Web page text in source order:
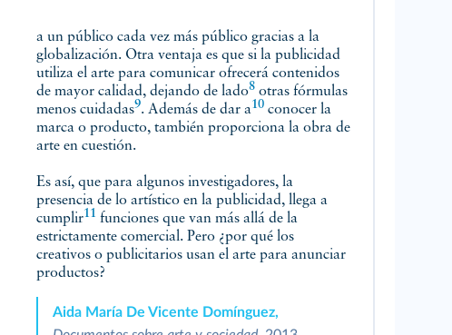
a un público cada vez más público gracias a la
globalización. Otra ventaja es que si la publicidad
utiliza el arte para comunicar ofrecerá contenidos
de mayor calidad, dejando de lado8otras fórmulas
menos cuidadas9. Además de dar a10conocer la
marca o producto, también proporciona la obra de
arte en cuestión.
Es así, que para algunos investigadores, la
presencia de lo artístico en la publicidad, llega a
cumplir11 funciones que van más allá de la
estrictamente comercial. Pero ¿por qué los
creativos o publicitarios usan el arte para anunciar
productos?
Aida María De Vicente Domínguez,